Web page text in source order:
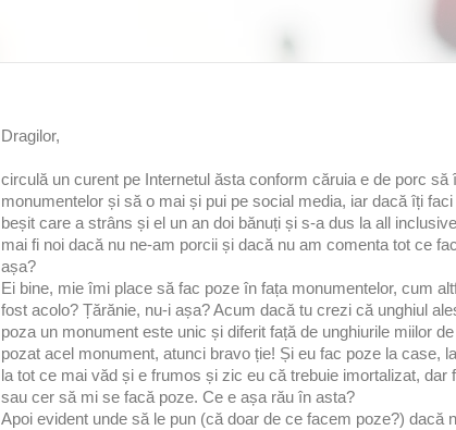
Dragilor,
circulă un curent pe Internetul ăsta conform căruia e de porc să
monumentelor și să o mai și pui pe social media, iar dacă îți faci
beșit care a strâns și el un an doi bănuți și s-a dus la all
mai fi noi dacă nu ne-am porcii și dacă nu am comenta tot ce
așa?
Ei bine, mie îmi place să fac poze în fața monumentelor, cum
fost acolo? Țărănie, nu-i așa? Acum dacă tu crezi că unghiul
poza un monument este unic și diferit față de unghiurile miilor
pozat acel monument, atunci bravo ție! Și eu fac poze la case,
la tot ce mai văd și e frumos și zic eu că trebuie imortalizat, dar
sau cer să mi se facă poze. Ce e așa rău în asta?
Apoi evident unde să le pun (că doar de ce facem poze?) dacă